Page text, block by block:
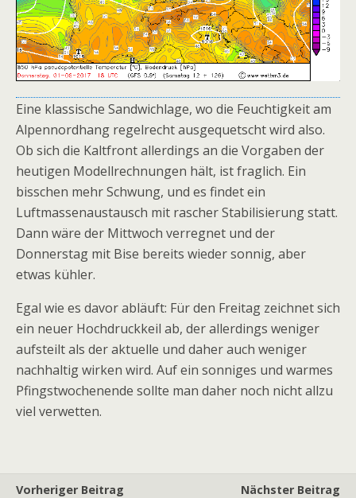
Eine klassische Sandwichlage, wo die Feuchtigkeit am
Alpennordhang regelrecht ausgequetscht wird also.
Ob sich die Kaltfront allerdings an die Vorgaben der
heutigen Modellrechnungen hält, ist fraglich. Ein
bisschen mehr Schwung, und es findet ein
Luftmassenaustausch mit rascher Stabilisierung statt.
Dann wäre der Mittwoch verregnet und der
Donnerstag mit Bise bereits wieder sonnig, aber
etwas kühler.
Egal wie es davor abläuft: Für den Freitag zeichnet sich
ein neuer Hochdruckkeil ab, der allerdings weniger
aufsteilt als der aktuelle und daher auch weniger
nachhaltig wirken wird. Auf ein sonniges und warmes
Pfingstwochenende sollte man daher noch nicht allzu
viel verwetten.
Vorheriger Beitrag Nächster Beitrag